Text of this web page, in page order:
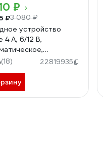
₽
₽3 080 ₽
устройство
4 А, 6/12 В,
LCD
A-01
(18) 22819935